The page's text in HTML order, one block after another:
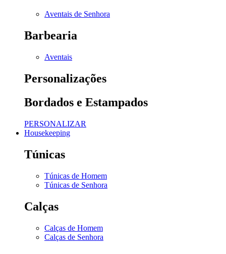
Aventais de Senhora
Barbearia
Aventais
Personalizações
Bordados e Estampados
PERSONALIZAR
Housekeeping
Túnicas
Túnicas de Homem
Túnicas de Senhora
Calças
Calças de Homem
Calças de Senhora